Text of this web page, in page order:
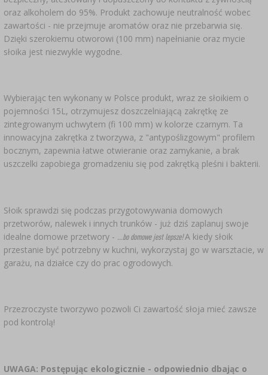
oraz alkoholem do 95%. Produkt zachowuje neutralność wobec
zawartości - nie przejmuje aromatów oraz nie przebarwia się.
Dzięki szerokiemu otworowi (100 mm) napełnianie oraz mycie
słoika jest niezwykle wygodne.
Wybierając ten wykonany w Polsce produkt, wraz ze słoikiem o
pojemności 15L, otrzymujesz doszczelniającą zakrętkę ze
zintegrowanym uchwytem (fi 100 mm) w kolorze czarnym. Ta
innowacyjna zakrętka z tworzywa, z "antypoślizgowym" profilem
bocznym, zapewnia łatwe otwieranie oraz zamykanie, a brak
uszczelki zapobiega gromadzeniu się pod zakrętką pleśni i bakterii.
Słoik sprawdzi się podczas przygotowywania domowych
przetworów, nalewek i innych trunków - już dziś zaplanuj swoje
idealne domowe przetwory -
...bo domowe jest lepsze!A kiedy słoik
przestanie być potrzebny w kuchni, wykorzystaj go w warsztacie, w
garażu, na działce czy do prac ogrodowych.
Przezroczyste tworzywo pozwoli Ci zawartość słoja mieć zawsze
pod kontrolą!
UWAGA: Postępując ekologicznie - odpowiednio dbając o